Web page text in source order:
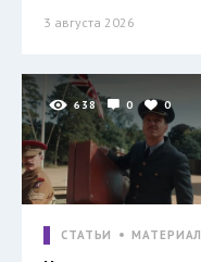
3 августа 2026
638 0 0
СТАТЬИ МАТЕРИАЛ